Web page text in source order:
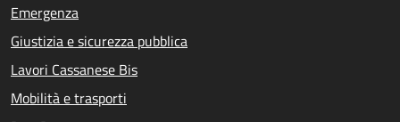
Emergenza
Giustizia e sicurezza pubblica
Lavori Cassanese Bis
Mobilità e trasporti